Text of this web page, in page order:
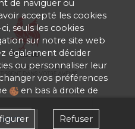
de naviguer ou
accepté les cookies
seuls les cookies
sur notre site web
également décider
ou personnaliser leur
vos préférences
en bas à droite de
Refuser